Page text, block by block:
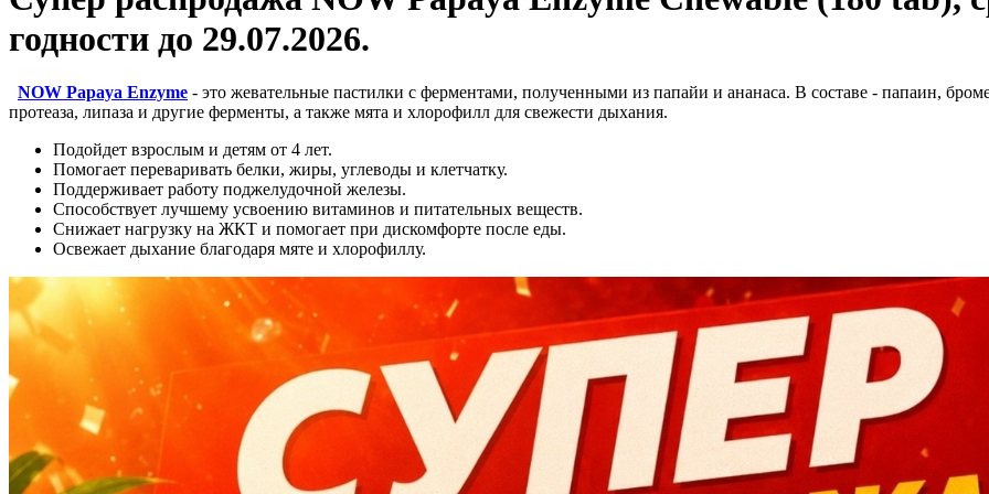
годности до 29.07.2026.
NOW Papaya Enzyme - это жевательные пастилки с ферментами, полученными из папайи и ананаса. В составе - папаин,
протеаза, липаза и другие ферменты, а также мята и хлорофилл для свежести дыхания.
Подойдет взрослым и детям от 4 лет.
Помогает переваривать белки, жиры, углеводы и клетчатку.
Поддерживает работу поджелудочной железы.
Способствует лучшему усвоению витаминов и питательных веществ.
Снижает нагрузку на ЖКТ и помогает при дискомфорте после еды.
Освежает дыхание благодаря мяте и хлорофиллу.